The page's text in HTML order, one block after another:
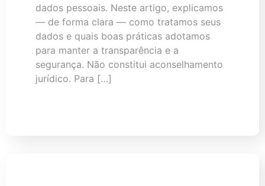
dados pessoais. Neste artigo, explicamos
— de forma clara — como tratamos seus
dados e quais boas práticas adotamos
para manter a transparência e a
segurança. Não constitui aconselhamento
jurídico. Para […]